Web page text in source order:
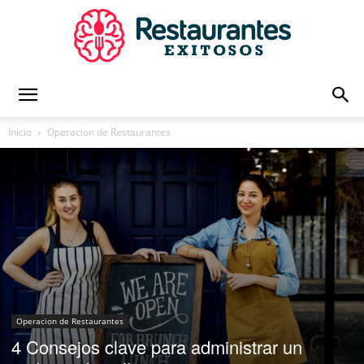
Exitosos
|
Capacitación
Inicio Operacion de Restaurantes
Operacion de Restaurantes
4 Consejos clave para administrar un